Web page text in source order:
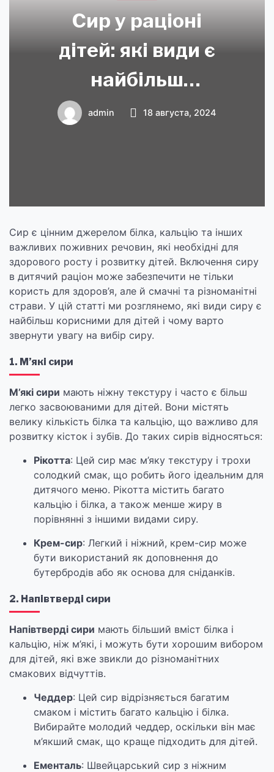
Сир у раціоні
дітей: які види є
найбільш
корисними
admin 18 августа, 2024
Сир є цінним джерелом білка, кальцію та інших
важливих поживних речовин, які необхідні для
здорового росту і розвитку дітей. Включення сиру
в дитячий раціон може забезпечити не тільки
користь для здоров’я, але й смачні та різноманітні
страви. У цій статті ми розглянемо, які види сиру є
найбільш корисними для дітей і чому варто
звернути увагу на вибір сиру.
1. М’які сири
М’які сири мають ніжну текстуру і часто є більш
легко засвоюваними для дітей. Вони містять
велику кількість білка та кальцію, що важливо для
розвитку кісток і зубів. До таких сирів відносяться:
Рікотта: Цей сир має м’яку текстуру і трохи
солодкий смак, що робить його ідеальним для
дитячого меню. Рікотта містить багато
кальцію і білка, а також менше жиру в
порівнянні з іншими видами сиру.
Крем-сир: Легкий і ніжний, крем-сир може
бути використаний як доповнення до
бутербродів або як основа для сніданків.
2. Напівтверді сири
Напівтверді сири мають більший вміст білка і
кальцію, ніж м’які, і можуть бути хорошим вибором
для дітей, які вже звикли до різноманітних
смакових відчуттів.
Чеддер: Цей сир відрізняється багатим
смаком і містить багато кальцію і білка.
Вибирайте молодий чеддер, оскільки він має
м’якший смак, що краще підходить для дітей.
Ементаль: Швейцарський сир з ніжним